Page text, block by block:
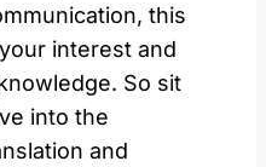
this
interest and
So sit
into the
and